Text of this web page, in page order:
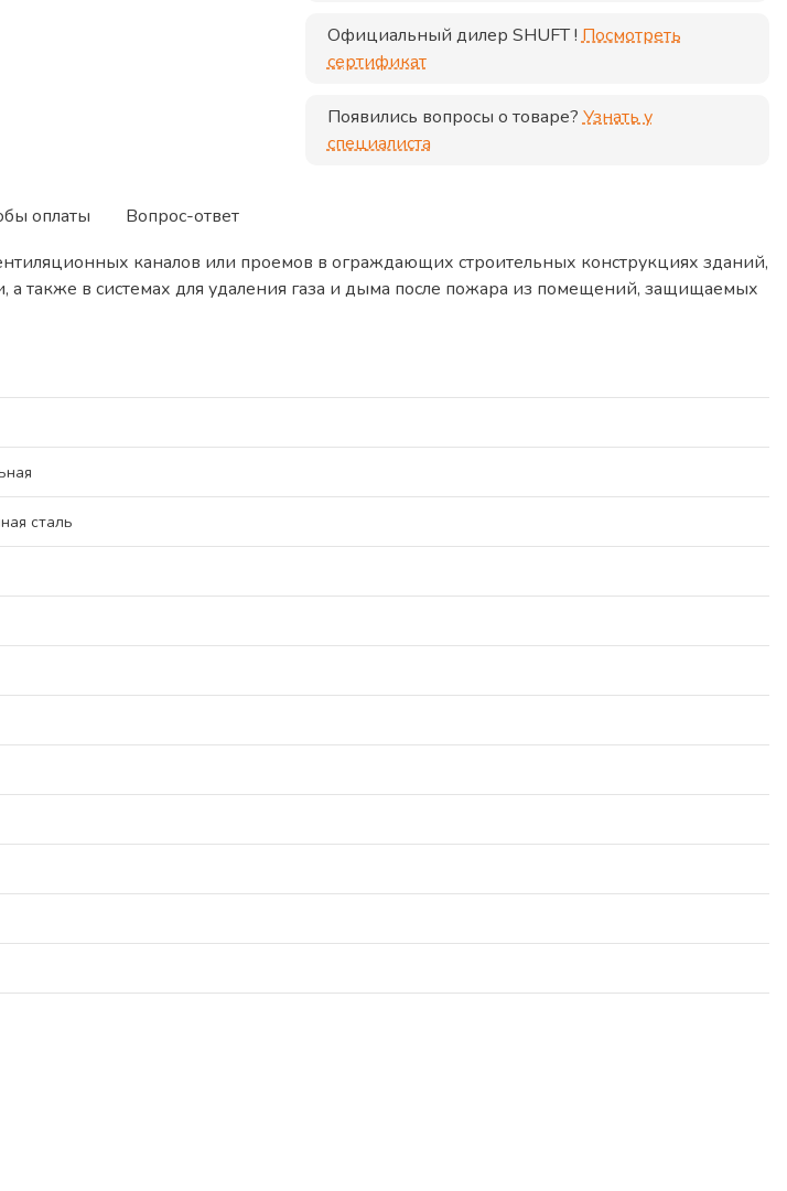
Официальный дилер SHUFT! Посмотреть
сертификат
Появились вопросы о товаре? Узнать у
специалиста
оплаты
Вопрос-ответ
каналов или проемов в ограждающих строительных конструкциях зданий,
также в системах для удаления газа и дыма после пожара из помещений, защищаемых
сталь